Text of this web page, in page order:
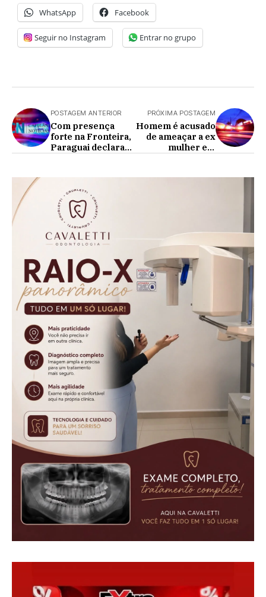
WhatsApp Facebook
Seguir no Instagram Entrar no grupo
POSTAGEM ANTERIOR
Com presença
forte na Fronteira,
Paraguai declara
terroristas
internacionais
PRÓXIMA POSTAGEM
Homem é acusado
de ameaçar a ex
mulher em